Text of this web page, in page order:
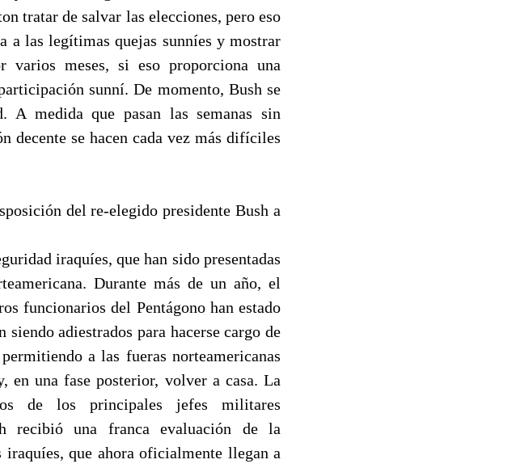
tratar de salvar las elecciones, pero eso
a las legítimas quejas sunníes y mostrar
varios meses, si eso proporciona una
sunní. De momento, Bush se
A medida que pasan las semanas sin
decente se hacen cada vez más difíciles
del re-elegido presidente Bush a
iraquíes, que han sido presentadas
Durante más de un año, el
funcionarios del Pentágono han estado
adiestrados para hacerse cargo de
a las fueras norteamericanas
en una fase posterior, volver a casa. La
de los principales jefes militares
recibió una franca evaluación de la
iraquíes, que ahora oficialmente llegan a